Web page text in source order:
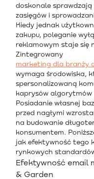
doskonale
zasięgów i
Kiedy jednak
zakupu, poleganie
reklamowym staje się
Zintegrowany
marketing dla branży
wymaga środowiska,
spersonalizowaną
kaprysów algorytmów
Posiadanie własnej
przed nagłymi
na budowanie
konsumentem.
jak efektywność tego
rynkowych
Efektywność email
& Garden